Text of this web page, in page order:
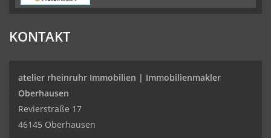
KONTAKT
atelier rheinruhr Immobilien | Immobilienmakler
Oberhausen
Revierstraße 17
46145 Oberhausen